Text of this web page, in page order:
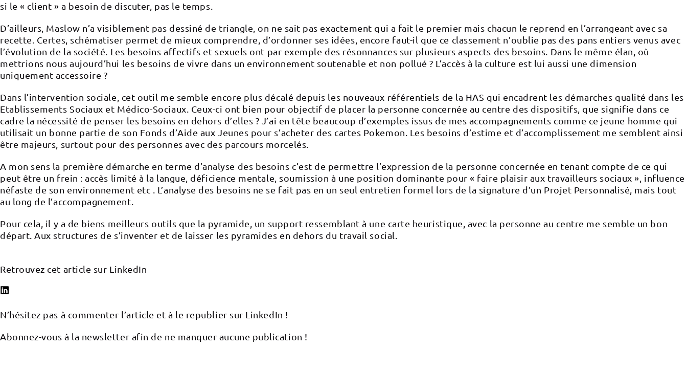
si le « client » a besoin de discuter, pas le temps.
D’ailleurs, Maslow n’a visiblement pas dessiné de triangle, on ne sait pas exactement qui a fait le premier mais chacun le reprend en l’arrangeant avec sa
recette. Certes, schématiser permet de mieux comprendre, d’ordonner ses idées, encore faut-il que ce classement n’oublie pas des pans entiers venus avec
l’évolution de la société. Les besoins affectifs et sexuels ont par exemple des résonnances sur plusieurs aspects des besoins. Dans le même élan, où
mettrions nous aujourd’hui les besoins de vivre dans un environnement soutenable et non pollué ? L’accès à la culture est lui aussi une dimension
uniquement accessoire ?
Dans l’intervention sociale, cet outil me semble encore plus décalé depuis les nouveaux référentiels de la HAS qui encadrent les démarches qualité dans les
Etablissements Sociaux et Médico-Sociaux. Ceux-ci ont bien pour objectif de placer la personne concernée au centre des dispositifs, que signifie dans ce
cadre la nécessité de penser les besoins en dehors d’elles ? J’ai en tête beaucoup d’exemples issus de mes accompagnements comme ce jeune homme qui
utilisait un bonne partie de son Fonds d’Aide aux Jeunes pour s’acheter des cartes Pokemon. Les besoins d’estime et d’accomplissement me semblent ainsi
être majeurs, surtout pour des personnes avec des parcours morcelés.
A mon sens la première démarche en terme d’analyse des besoins c’est de permettre l’expression de la personne concernée en tenant compte de ce qui
peut être un frein : accès limité à la langue, déficience mentale, soumission à une position dominante pour « faire plaisir aux travailleurs sociaux », influence
néfaste de son environnement etc . L’analyse des besoins ne se fait pas en un seul entretien formel lors de la signature d’un Projet Personnalisé, mais tout
au long de l’accompagnement.
Pour cela, il y a de biens meilleurs outils que la pyramide, un support ressemblant à une carte heuristique, avec la personne au centre me semble un bon
départ. Aux structures de s’inventer et de laisser les pyramides en dehors du travail social.
Retrouvez cet article sur LinkedIn
N’hésitez pas à commenter l’article et à le republier sur LinkedIn !
Abonnez-vous à la newsletter afin de ne manquer aucune publication !